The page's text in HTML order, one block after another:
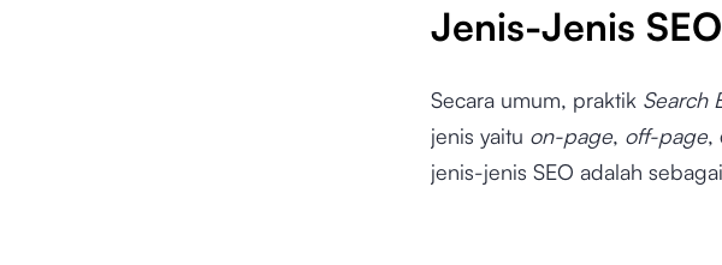
Jenis-Jenis SEO
Secara umum, praktik Search
jenis yaitu on-page, off-page,
jenis-jenis SEO adalah